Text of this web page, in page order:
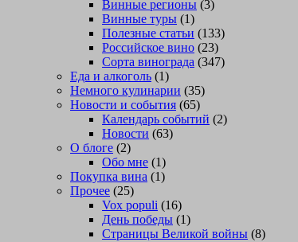
Винные регионы (3)
Винные туры (1)
Полезные статьи (133)
Российское вино (23)
Сорта винограда (347)
Еда и алкоголь (1)
Немного кулинарии (35)
Новости и события (65)
Календарь событий (2)
Новости (63)
О блоге (2)
Обо мне (1)
Покупка вина (1)
Прочее (25)
Vox populi (16)
День победы (1)
Страницы Великой войны (8)